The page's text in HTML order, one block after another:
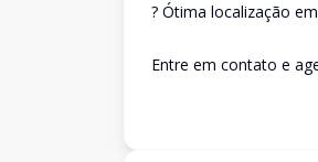
? Ótima localização
Entre em contato e